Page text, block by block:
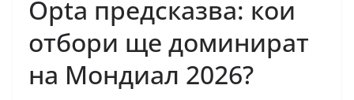
Opta предсказва: кои
отбори ще доминират
на Мондиал 2026?